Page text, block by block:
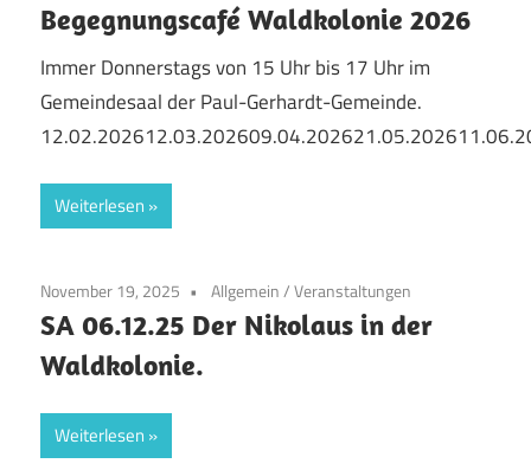
Begegnungscafé Waldkolonie 2026
Immer Donnerstags von 15 Uhr bis 17 Uhr im
Gemeindesaal der Paul-Gerhardt-Gemeinde.
Weiterlesen
November 19, 2025 Allgemein/Veranstaltungen
SA 06.12.25 Der Nikolaus in der
Waldkolonie.
Weiterlesen